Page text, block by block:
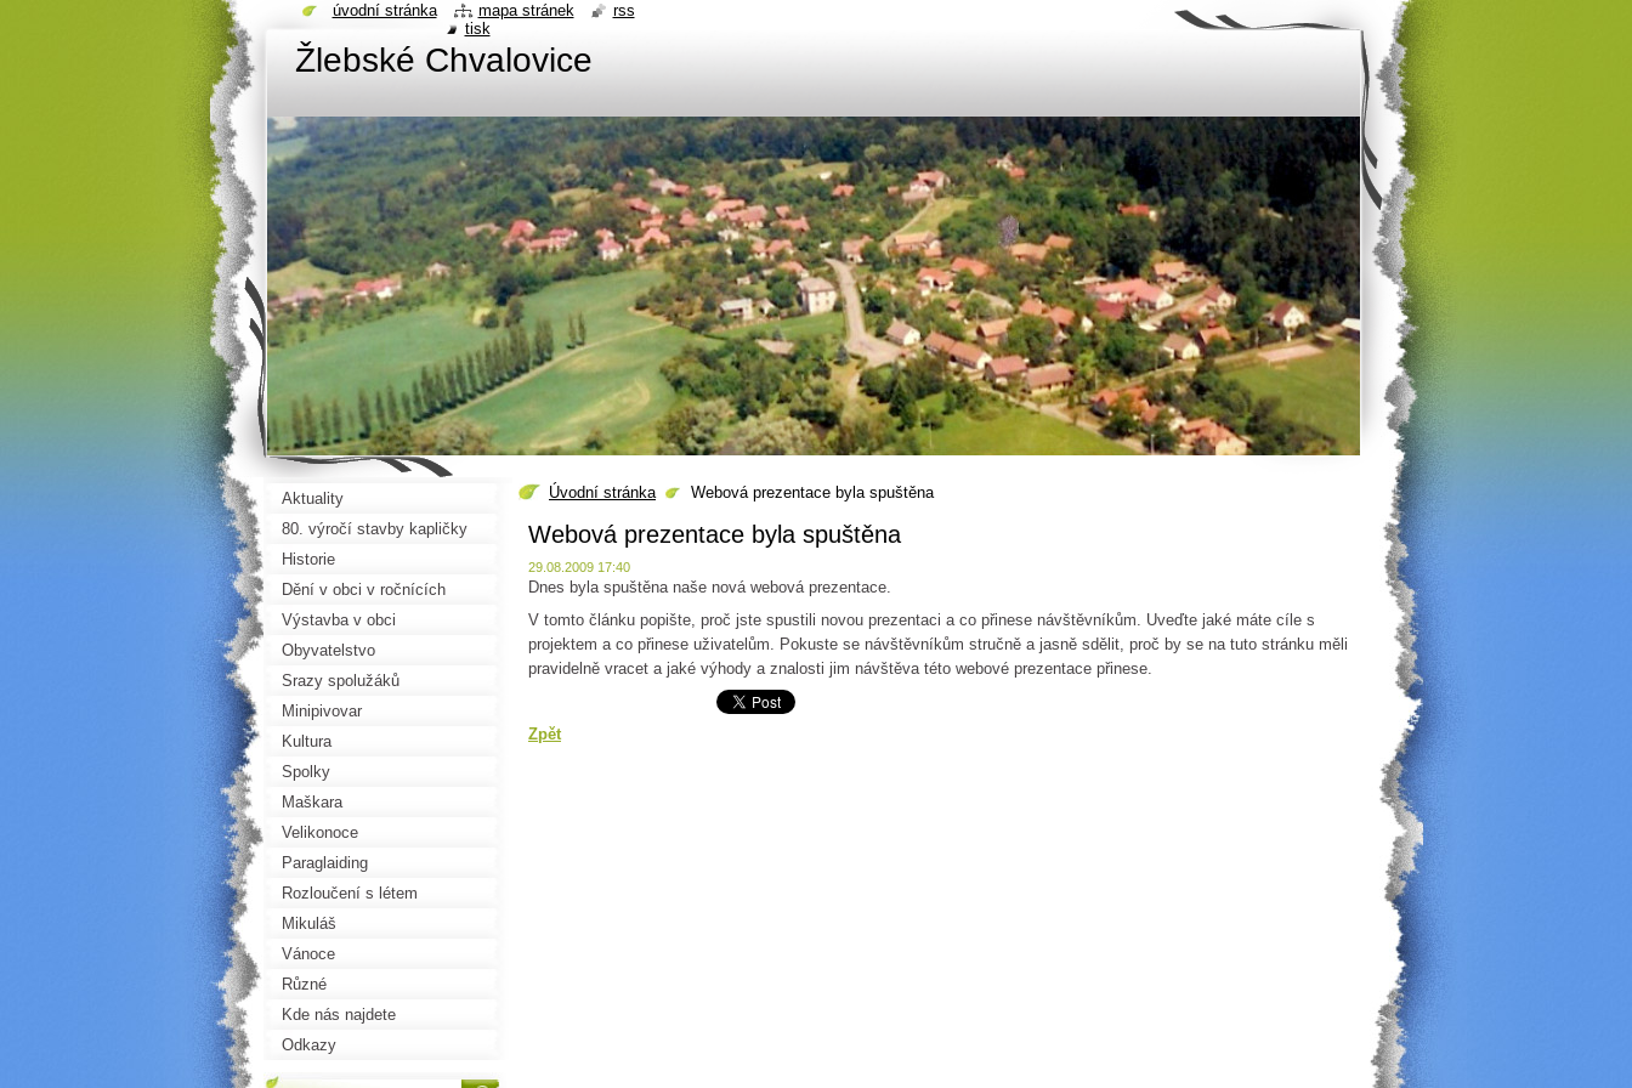
Žlebské Chvalovice
Úvodní stránka Webová prezentace byla spuštěna
Webová prezentace byla spuštěna
29.08.2009 17:40
Dnes byla spuštěna naše nová webová prezentace.
V tomto článku popište, proč jste spustili novou prezentaci a co přinese návštěvníkům. Uveďte jaké máte cíle s
projektem a co přinese uživatelům. Pokuste se návštěvníkům stručně a jasně sdělit, proč by se na tuto stránku měli
pravidelně vracet a jaké výhody a znalosti jim návštěva této webové prezentace přinese.
Zpět
Aktuality
80. výročí stavby kapličky
Historie
Dění v obci v ročnících
Výstavba v obci
Obyvatelstvo
Srazy spolužáků
Minipivovar
Kultura
Spolky
Maškara
Velikonoce
Paraglaiding
Rozloučení s létem
Mikuláš
Vánoce
Různé
Kde nás najdete
Odkazy
úvodní stránka mapa stránek
rss
tisk